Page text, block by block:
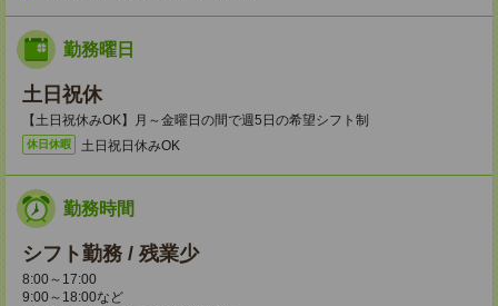
勤務曜日
土日祝休
【土日祝休みOK】月～金曜日の間で週5日の希望シフト制
休日休暇 土日祝日休みOK
勤務時間
シフト勤務 / 残業少
8:00～17:00
9:00～18:00など